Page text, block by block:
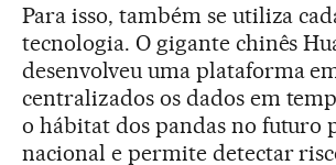
Para isso, também se utiliza
tecnologia. O gigante chinês
desenvolveu uma plataforma
centralizados os dados em
o hábitat dos pandas no futuro
nacional e permite detectar